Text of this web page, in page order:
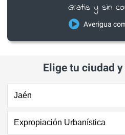
Gratis y sin
Averigua
Elige tu ciudad